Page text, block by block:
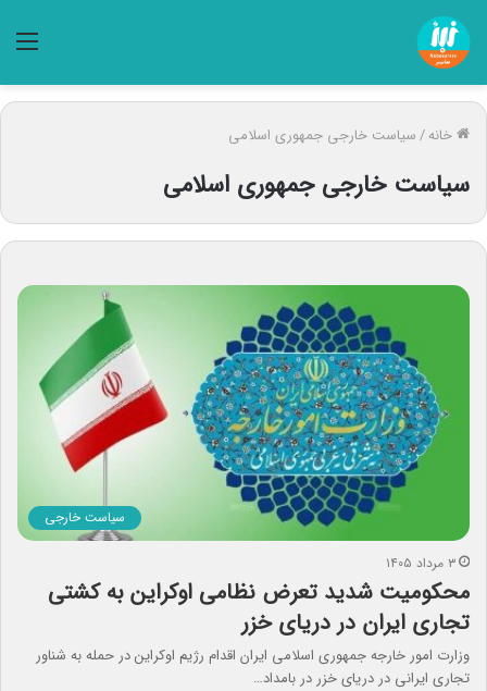
خانه/سیاست خارجی جمهوری اسلامی
سیاست خارجی جمهوری اسلامی
سیاست خارجی
۳ مرداد ۱۴۰۵
محکومیت شدید تعرض نظامی اوکراین به کشتی
تجاری ایران در دریای خزر
وزارت امور خارجه جمهوری اسلامی ایران اقدام رژیم اوکراین در حمله به شناور
تجاری ایرانی در دریای خزر در بامداد…